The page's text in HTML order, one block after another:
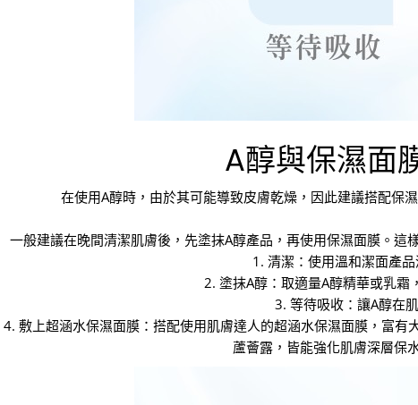
A醇與保濕面
在使用A醇時，由於其可能導致皮膚乾燥，因此建議搭配保
一般建議在晚間清潔肌膚後，先塗抹A醇產品，再使用保濕面膜。這
1. 清潔：使用溫和潔面產
2. 塗抹A醇：取適量A醇精華或乳霜
3. 等待吸收：讓A醇在
4. 敷上超涵水保濕面膜：搭配使用肌膚達人的超涵水保濕面膜，富
蘆薈露，皆能強化肌膚深層保